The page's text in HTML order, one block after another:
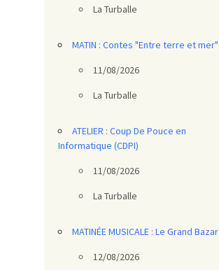
La Turballe
MATIN : Contes "Entre terre et mer"
11/08/2026
La Turballe
ATELIER : Coup De Pouce en
Informatique (CDPI)
11/08/2026
La Turballe
MATINÉE MUSICALE : Le Grand Bazar
12/08/2026